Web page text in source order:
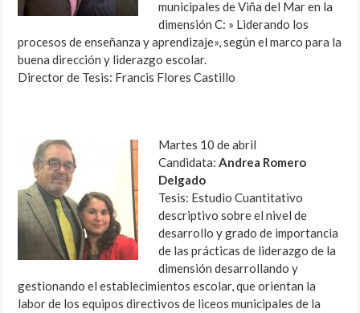
municipales de Viña del Mar en la
dimensión C: » Liderando los
procesos de enseñanza y aprendizaje», según el marco para la
buena dirección y liderazgo escolar.
Director de Tesis: Francis Flores Castillo
Martes 10 de abril
Candidata:Andrea Romero
Delgado
Tesis: Estudio Cuantitativo
descriptivo sobre el nivel de
desarrollo y grado de importancia
de las prácticas de liderazgo de la
dimensión desarrollando y
gestionando el establecimientos escolar, que orientan la
labor de los equipos directivos de liceos municipales de la